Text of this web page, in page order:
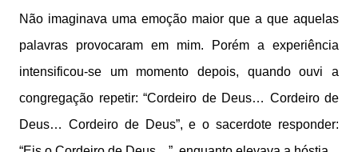
Não imaginava uma emoção maior que a que aquelas
palavras provocaram em mim. Porém a experiência
intensificou-se um momento depois, quando ouvi a
congregação repetir: “Cordeiro de Deus… Cordeiro de
Deus… Cordeiro de Deus”, e o sacerdote responder: